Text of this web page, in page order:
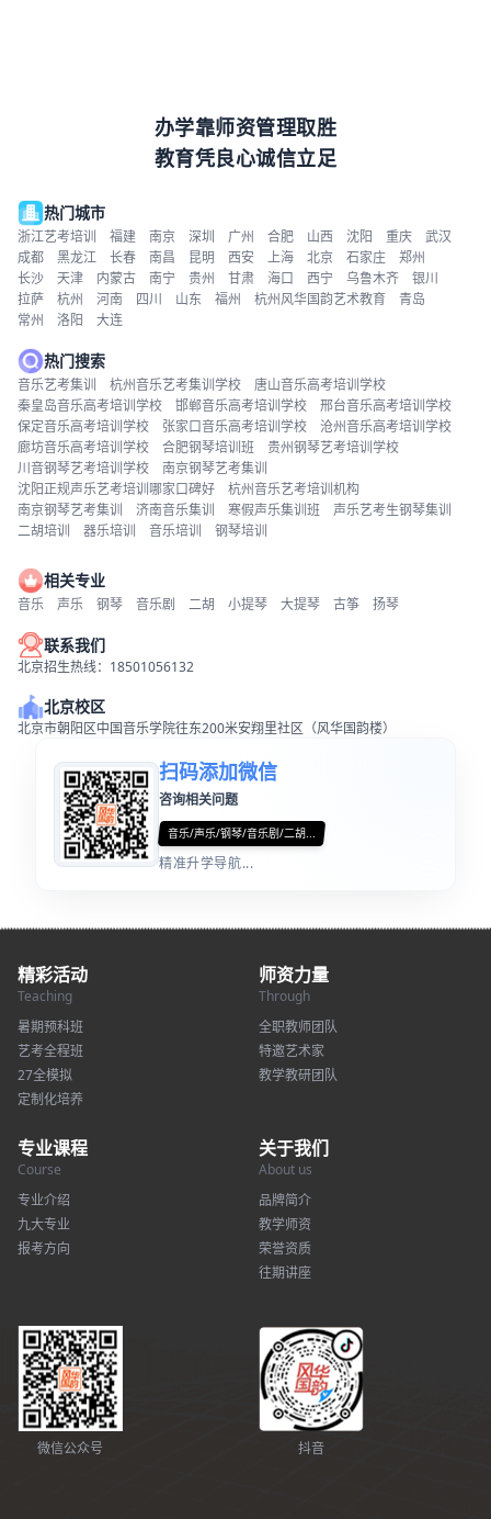
办学靠师资管理取胜
教育凭良心诚信立足
热门城市
浙江艺考培训 福建 南京 深圳 广州 合肥 山西 沈阳 重庆
武汉
成都
黑龙江 长春 南昌 昆明 西安 上海 北京 石家庄
郑州
长沙
天津 内蒙古 南宁 贵州 甘肃 海口 西宁 乌鲁木齐
银川
拉萨
杭州 河南 四川 山东 福州 杭州风华国韵艺术教育
青岛
常州
洛阳 大连
热门搜索
音乐艺考集训 杭州音乐艺考集训学校
唐山音乐高考培训学校
秦皇岛音乐高考培训学校
邯郸音乐高考培训学校
邢台音乐高考培训学校
保定音乐高考培训学校
张家口音乐高考培训学校
沧州音乐高考培训学校
廊坊音乐高考培训学校
合肥钢琴培训班
贵州钢琴艺考培训学校
川音钢琴艺考培训学校
南京钢琴艺考集训
沈阳正规声乐艺考培训哪家口碑好
杭州音乐艺考培训机构
南京钢琴艺考集训
济南音乐集训 寒假声乐集训班
声乐艺考生钢琴集训
二胡培训
器乐培训 音乐培训 钢琴培训
相关专业
音乐 声乐 钢琴 音乐剧 二胡 小提琴 大提琴 古筝 扬琴
联系我们
北京招生热线：18501056132
北京校区
北京市朝阳区中国音乐学院往东200米安翔里社区（风华国韵楼）
扫码添加微信
咨询相关问题
音乐/声乐/钢琴/音乐剧/二胡...
精准升学导航...
精彩活动
Teaching
暑期预科班
艺考全程班
27全模拟
定制化培养
师资力量
Through
全职教师团队
特邀艺术家
教学教研团队
专业课程
Course
专业介绍
九大专业
报考方向
关于我们
About us
品牌简介
教学师资
荣誉资质
往期讲座
微信公众号 抖音